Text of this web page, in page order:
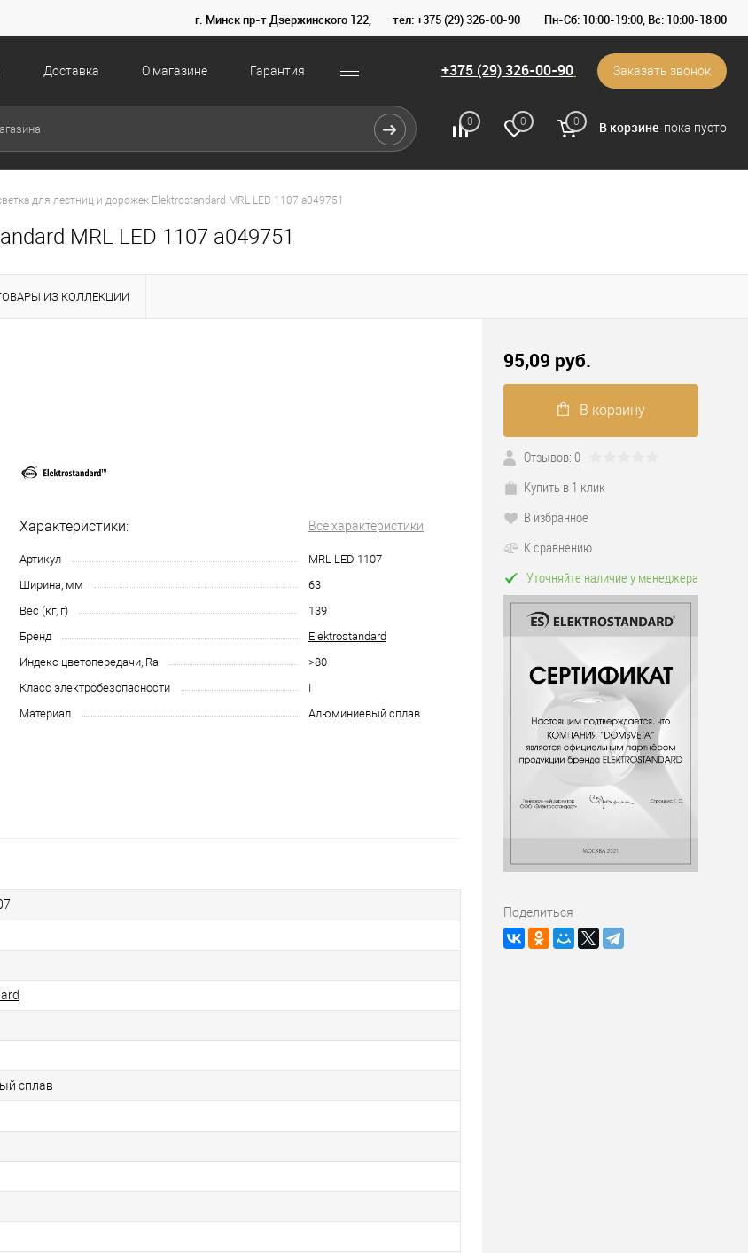
г. Минск пр-т Дзержинского 122, тел: +375 (29) 326-00-90 Пн-Сб: 10:00-19:00, Вс: 10:00-18:00
Доставка О магазине Гарантия +375 (29) 326-00-90 Заказать звонок
0 0 0 В корзине пока пусто
для лестниц и дорожек Elektrostandard MRL LED 1107 a049751
MRL LED 1107 a049751
ИЗ КОЛЛЕКЦИИ
Характеристики: Все характеристики
Артикул
MRL LED 1107
Ширина, мм
63
Вес (кг, г)
139
Бренд
Elektrostandard
Индекс цветопередачи, Ra
>80
Класс электробезопасности
I
Материал
Алюминиевый сплав
сплав
95,09 pуб.
В корзину
Отзывов: 0
Купить в 1 клик
В избранное
К сравнению
Уточняйте наличие у менеджера
Поделиться